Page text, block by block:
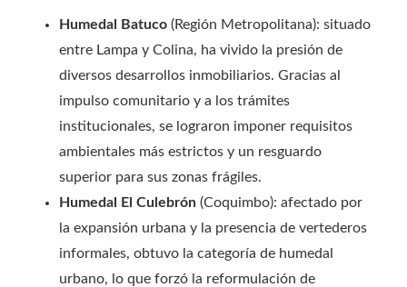
Humedal Batuco (Región Metropolitana): situado
entre Lampa y Colina, ha vivido la presión de
diversos desarrollos inmobiliarios. Gracias al
impulso comunitario y a los trámites
institucionales, se lograron imponer requisitos
ambientales más estrictos y un resguardo
superior para sus zonas frágiles.
Humedal El Culebrón (Coquimbo): afectado por
la expansión urbana y la presencia de vertederos
informales, obtuvo la categoría de humedal
urbano, lo que forzó la reformulación de